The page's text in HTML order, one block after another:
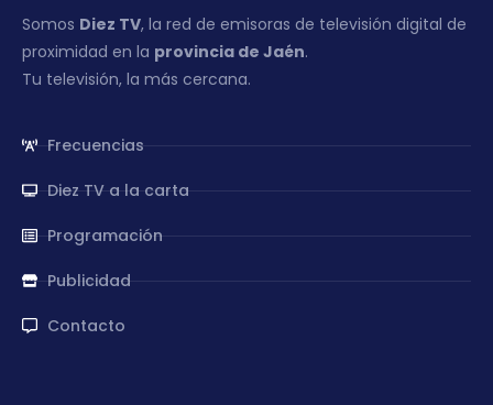
Somos Diez TV, la red de emisoras de televisión digital de
proximidad en la provincia de Jaén.
Tu televisión, la más cercana.
Frecuencias
Diez TV a la carta
Programación
Publicidad
Contacto